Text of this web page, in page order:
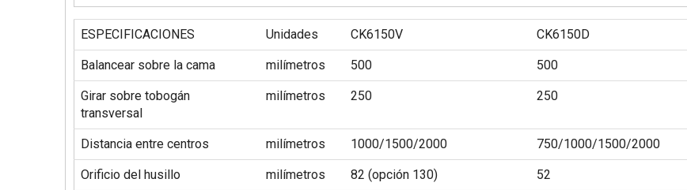
ESPECIFICACIONES Unidades CK6150V CK6150D
Balancear sobre la cama milímetros 500 500
Girar sobre tobogán
transversal
milímetros 250 250
Distancia entre centros milímetros 1000/1500/2000 750/1000/1500/2000
Orificio del husillo milímetros 82 (opción 130) 52